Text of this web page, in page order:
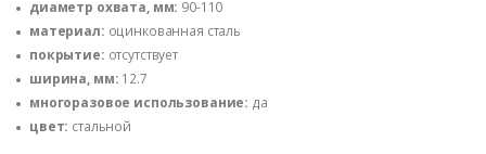
диаметр охвата, мм: 90-110
материал: оцинкованная сталь
покрытие: отсутствует
ширина, мм: 12.7
многоразовое использование: да
цвет: стальной